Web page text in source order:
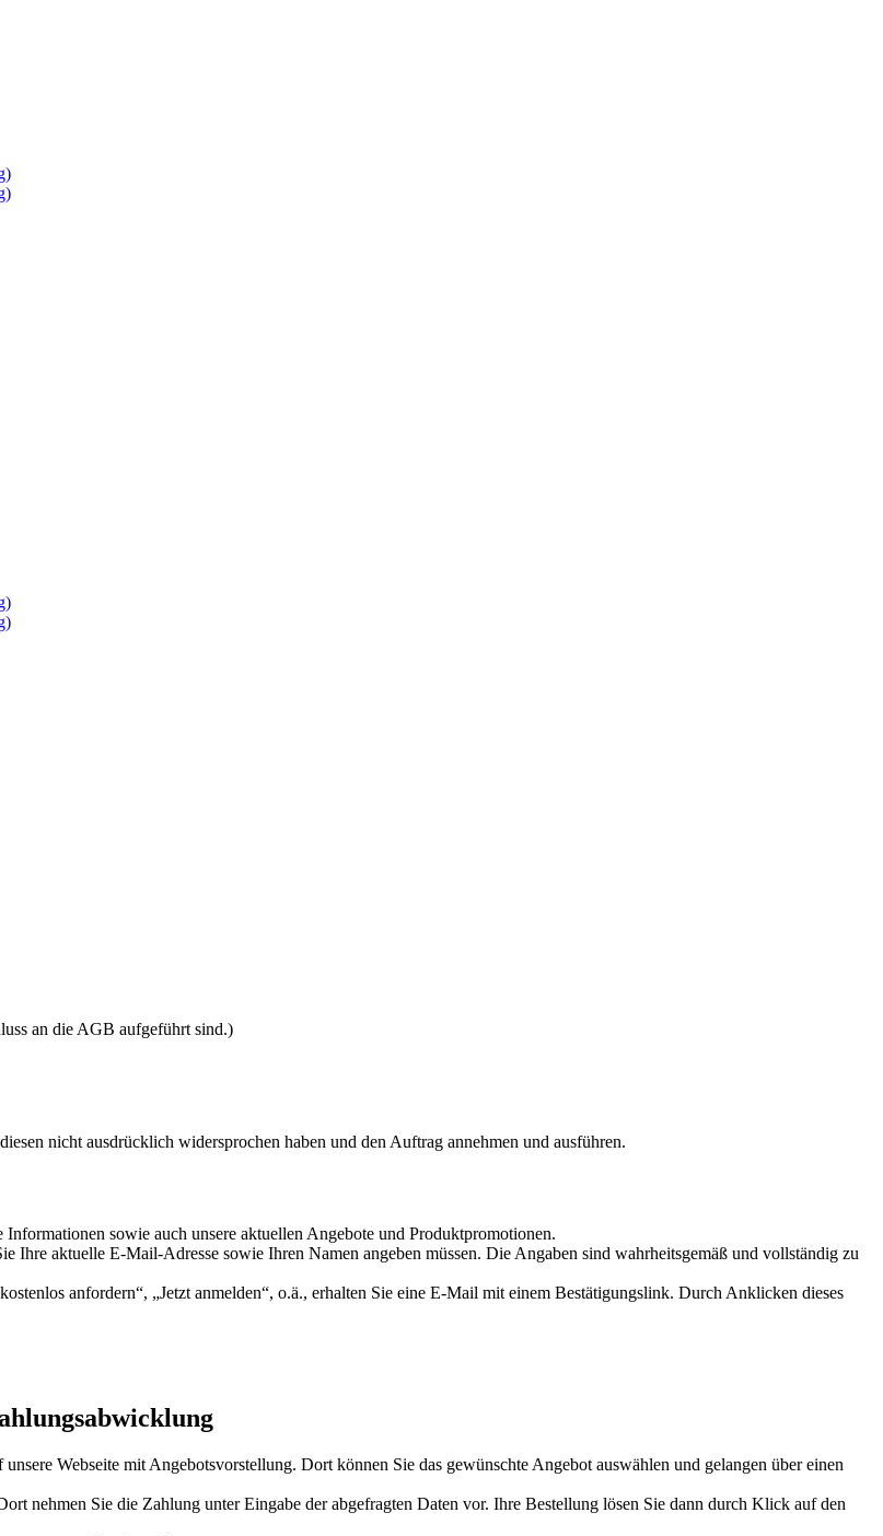
an die AGB aufgeführt sind.)
nicht ausdrücklich widersprochen haben und den Auftrag annehmen und ausführen.
sowie auch unsere aktuellen Angebote und Produktpromotionen.
Ihre aktuelle E-Mail-Adresse sowie Ihren Namen angeben müssen. Die Angaben sind wahrheitsgemäß und vollständig zu
anfordern“, „Jetzt anmelden“, o.ä., erhalten Sie eine E-Mail mit einem Bestätigungslink. Durch Anklicken dieses
Webseite mit Angebotsvorstellung. Dort können Sie das gewünschte Angebot auswählen und gelangen über einen
nehmen Sie die Zahlung unter Eingabe der abgefragten Daten vor. Ihre Bestellung lösen Sie dann durch Klick auf den